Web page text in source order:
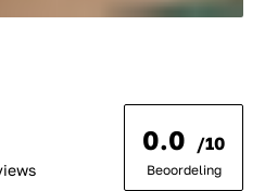
0.0 /10
Beoordeling